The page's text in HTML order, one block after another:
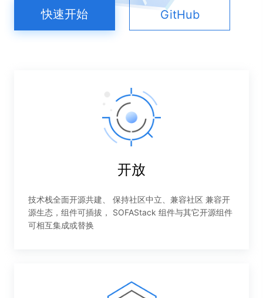
快速开始 GitHub
开放
技术栈全面开源共建、 保持社区中立、兼容社区 兼容开
源生态，组件可插拔， SOFAStack 组件与其它开源组件
可相互集成或替换